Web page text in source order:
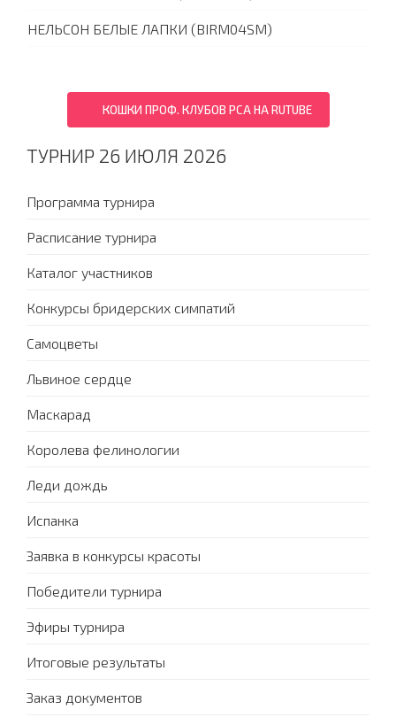
НЕЛЬСОН БЕЛЫЕ ЛАПКИ (BIRM04SM)
КОШКИ ПРОФ. КЛУБОВ PCA НА RUTUBE
ТУРНИР 26 ИЮЛЯ 2026
Программа турнира
Расписание турнира
Каталог участников
Конкурсы бридерских симпатий
Самоцветы
Львиное сердце
Маскарад
Королева фелинологии
Леди дождь
Испанка
Заявка в конкурсы красоты
Победители турнира
Эфиры турнира
Итоговые результаты
Заказ документов